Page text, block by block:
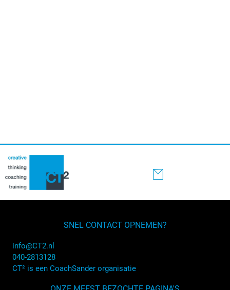
SNEL CONTACT OPNEMEN?
info@CT2.nl
040-2813128
CT² is een CoachSander organisatie